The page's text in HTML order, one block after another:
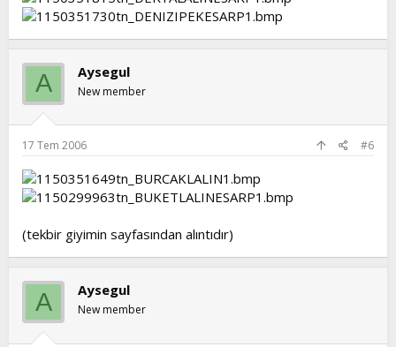
A Aysegul
New member
17 Tem 2006 #6
(tekbir giyimin sayfasından alıntıdır)
A Aysegul
New member